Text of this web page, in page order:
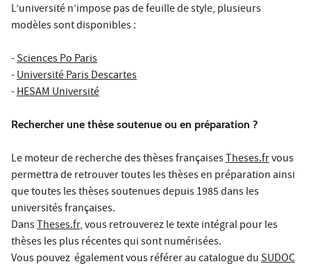
L’université n’impose pas de feuille de style, plusieurs
modèles sont disponibles :
-Sciences Po Paris
-Université Paris Descartes
-HESAM Université
Rechercher une thèse soutenue ou en préparation ?
Le moteur de recherche des thèses françaisesTheses.frvous
permettra de retrouver toutes les thèses en préparation ainsi
que toutes les thèses soutenues depuis 1985 dans les
universités françaises.
DansTheses.fr, vous retrouverez le texte intégral pour les
thèses les plus récentes qui sont numérisées.
Vous pouvez également vous référer au catalogue duSUDOC